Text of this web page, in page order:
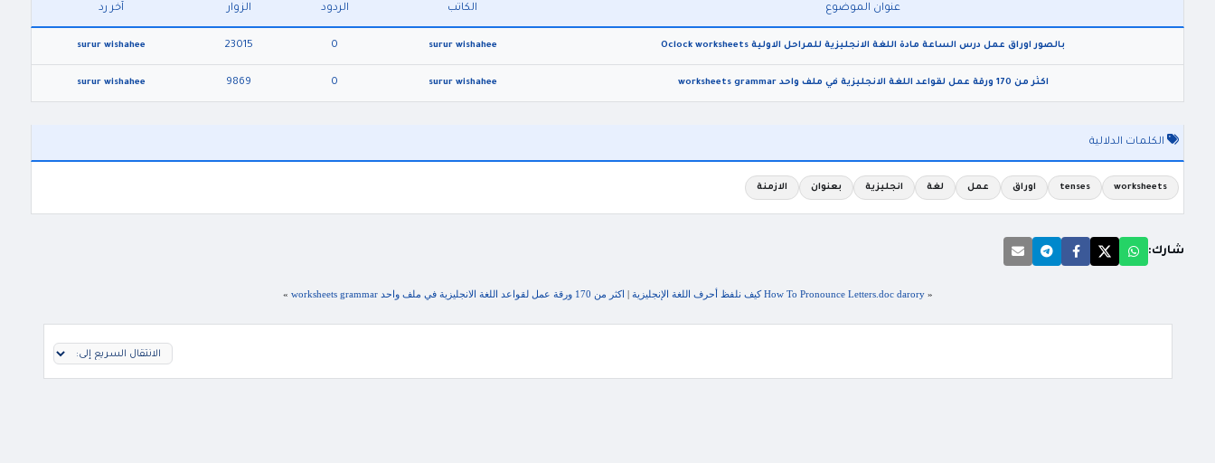
عنوان الموضوع الكاتب الردود الزوار آخر رد
بالصور اوراق عمل درس الساعة مادة اللغة الانجليزية للمراحل الاولية Oclock worksheets surur wishahee
0
23015
surur wishahee
اكثر من 170 ورقة عمل لقواعد اللغة الانجليزية في ملف واحد worksheets grammar surur wishahee
0
9869
surur wishahee
الكلمات الدلالية
worksheets
tenses اوراق عمل لغة انجليزية بعنوان الازمنة
شارك:
«How To Pronounce Letters.doc darory كيف نلفظ أحرف اللغة الإنجليزية | اكثر من 170 ورقة عمل لقواعد اللغة الانجليزية في ملف واحد worksheets grammar »